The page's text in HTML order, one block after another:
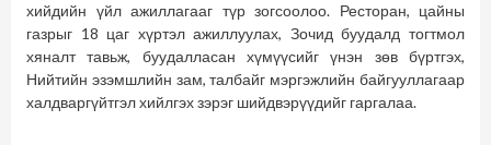
хийдийн үйл ажиллагааг түр зогсоолоо. Ресторан, цайны
газрыг 18 цаг хүртэл ажиллуулах, Зочид буудалд тогтмол
хяналт тавьж, буудалласан хүмүүсийг үнэн зөв бүртгэх,
Нийтийн эзэмшлийн зам, талбайг мэргэжлийн байгууллагаар
халдваргүйтгэл хийлгэх зэрэг шийдвэрүүдийг гаргалаа.